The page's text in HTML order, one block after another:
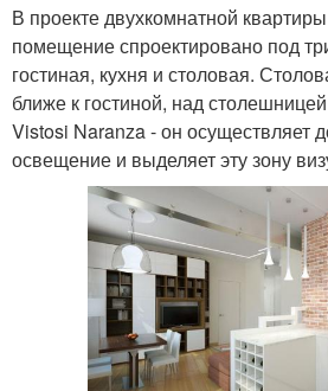
В проекте двухкомнатной
помещение спроектировано под
гостиная, кухня и столовая.
ближе к гостиной, над
Vistosi Naranza - он осуществляет
освещение и выделяет эту зону